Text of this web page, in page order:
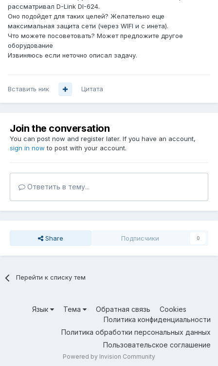
рассматривал D-Link DI-624.
Оно подойдет для таких целей? Желательно еще
максимальная защита сети (через WIFI и с инета).
Что можете посоветовать? Может предложите другое
оборудование
Извиняюсь если неточно описал задачу.
Вставить ник Цитата
Join the conversation
You can post now and register later. If you have an account,
sign in now to post with your account.
Ответить в тему...
Share Подписчики 0
Перейти к списку тем
Язык Тема Обратная связь
Cookies
Политика конфиденциальности
Политика обработки персональных данных
Пользовательское соглашение
Powered by Invision Community